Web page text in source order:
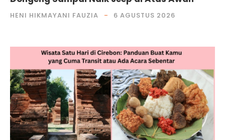
HENI HIKMAYANI FAUZIA 6 AGUSTUS 2026